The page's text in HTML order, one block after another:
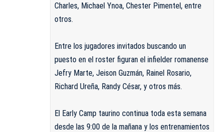
Charles, Michael Ynoa, Chester Pimentel, entre
otros.
Entre los jugadores invitados buscando un
puesto en el roster figuran el infielder romanense
Jefry Marte, Jeison Guzmán, Rainel Rosario,
Richard Ureña, Randy César, y otros más.
El Early Camp taurino continua toda esta semana
desde las 9:00 de la mañana y los entrenamientos